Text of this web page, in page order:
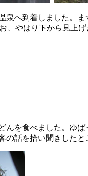
泉へ到着しました。
やはり下から見上げ
んを食べました。ゆ
の話を拾い聞きした